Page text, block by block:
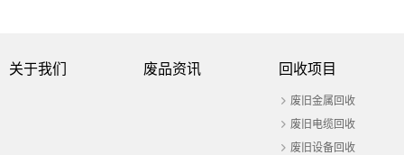
关于我们 废品资讯 回收项目
废旧金属回收
废旧电缆回收
废旧设备回收